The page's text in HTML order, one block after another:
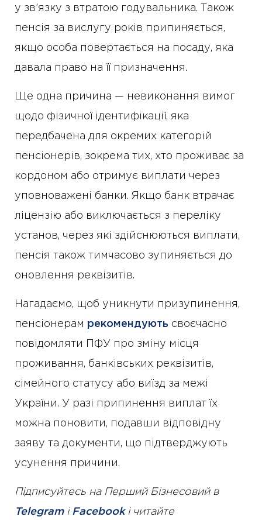
у зв’язку з втратою годувальника. Також
пенсія за вислугу років припиняється,
якщо особа повертається на посаду, яка
давала право на її призначення.
Ще одна причина — невиконання вимог
щодо фізичної ідентифікації, яка
передбачена для окремих категорій
пенсіонерів, зокрема тих, хто проживає за
кордоном або отримує виплати через
уповноважені банки. Якщо банк втрачає
ліцензію або виключається з переліку
установ, через які здійснюються виплати,
пенсія також тимчасово зупиняється до
оновлення реквізитів.
Нагадаємо, щоб уникнути призупинення,
пенсіонерам рекомендують своєчасно
повідомляти ПФУ про зміну місця
проживання, банківських реквізитів,
сімейного статусу або виїзд за межі
України. У разі припинення виплат їх
можна поновити, подавши відповідну
заяву та документи, що підтверджують
усунення причини.
Підписуйтесь на Перший Бізнесовий в
Telegramі Facebookі читайте